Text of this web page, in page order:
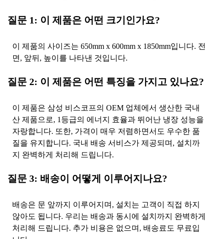
질문 1: 이 제품은 어떤 크기인가요?
이 제품의 사이즈는 650mm x 600mm x 1850mm입니다. 전
면, 앞뒤, 높이를 나타낸 것입니다.
질문 2: 이 제품은 어떤 특징을 가지고 있나요?
이 제품은 삼성 비스코프의 OEM 업체에서 생산한 국내
산 제품으로, 1등급의 에너지 효율과 뛰어난 냉장 성능을
자랑합니다. 또한, 가격이 매우 저렴하면서도 우수한 품
질을 유지합니다. 국내 배송 서비스가 제공되며, 설치까
지 완벽하게 처리해 드립니다.
질문 3: 배송이 어떻게 이루어지나요?
배송은 문 앞까지 이루어지며, 설치는 고객이 직접 하지
않아도 됩니다. 우리는 배송과 동시에 설치까지 완벽하게
처리해 드립니다. 추가 비용은 없으며, 배송료도 무료입